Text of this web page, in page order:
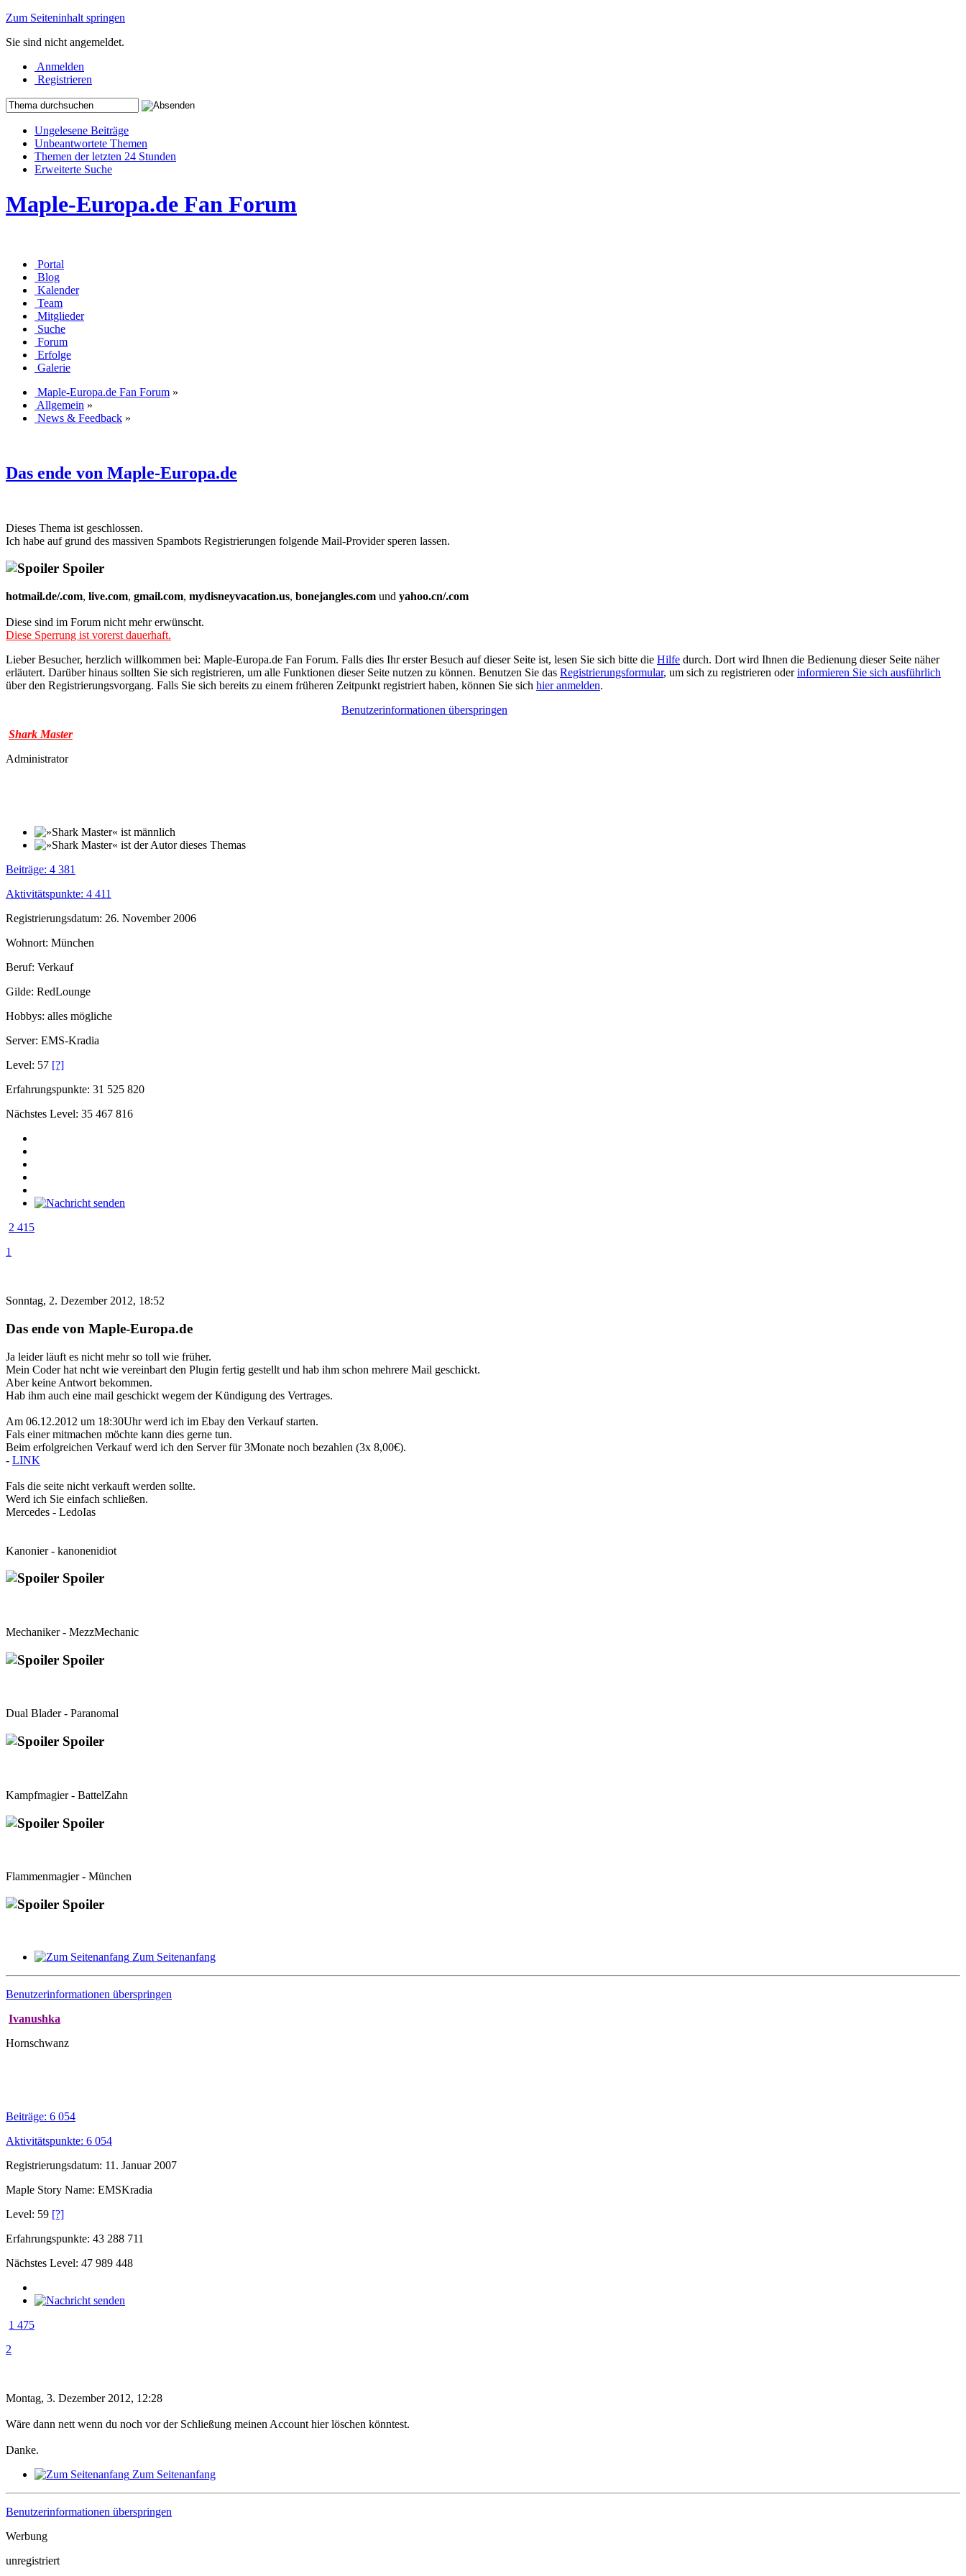
Zum Seiteninhalt springen
Sie sind nicht angemeldet.
Anmelden
Registrieren
Ungelesene Beiträge
Unbeantwortete Themen
Themen der letzten 24 Stunden
Erweiterte Suche
Maple-Europa.de Fan Forum
Portal
Blog
Kalender
Team
Mitglieder
Suche
Forum
Erfolge
Galerie
Maple-Europa.de Fan Forum »
Allgemein »
News & Feedback »
Das ende von Maple-Europa.de
Dieses Thema ist geschlossen.
Ich habe auf grund des massiven Spambots Registrierungen folgende Mail-Provider speren lassen.
Spoiler
hotmail.de/.com, live.com, gmail.com, mydisneyvacation.us, bonejangles.com und yahoo.cn/.com
Diese sind im Forum nicht mehr erwünscht.
Diese Sperrung ist vorerst dauerhaft.
Lieber Besucher, herzlich willkommen bei: Maple-Europa.de Fan Forum. Falls dies Ihr erster Besuch auf dieser Seite ist, lesen Sie sich bitte die Hilfe durch. Dort wird Ihnen die Bedienung dieser Seite näher
erläutert. Darüber hinaus sollten Sie sich registrieren, um alle Funktionen dieser Seite nutzen zu können. Benutzen Sie das Registrierungsformular, um sich zu registrieren oderinformieren Sie sich ausführlich
über den Registrierungsvorgang. Falls Sie sich bereits zu einem früheren Zeitpunkt registriert haben, können Sie sich hier anmelden.
Benutzerinformationen überspringen
Shark Master
Administrator
Beiträge: 4 381
Aktivitätspunkte: 4 411
Registrierungsdatum: 26. November 2006
Wohnort: München
Beruf: Verkauf
Gilde: RedLounge
Hobbys: alles mögliche
Server: EMS-Kradia
Level: 57 [?]
Erfahrungspunkte: 31 525 820
Nächstes Level: 35 467 816
2 415
1
Sonntag, 2. Dezember 2012, 18:52
Das ende von Maple-Europa.de
Ja leider läuft es nicht mehr so toll wie früher.
Mein Coder hat ncht wie vereinbart den Plugin fertig gestellt und hab ihm schon mehrere Mail geschickt.
Aber keine Antwort bekommen.
Hab ihm auch eine mail geschickt wegem der Kündigung des Vertrages.
Am 06.12.2012 um 18:30Uhr werd ich im Ebay den Verkauf starten.
Fals einer mitmachen möchte kann dies gerne tun.
Beim erfolgreichen Verkauf werd ich den Server für 3Monate noch bezahlen (3x 8,00€).
- LINK
Fals die seite nicht verkauft werden sollte.
Werd ich Sie einfach schließen.
Mercedes - LedoIas
Kanonier - kanonenidiot
Spoiler
Mechaniker - MezzMechanic
Spoiler
Dual Blader - Paranomal
Spoiler
Kampfmagier - BattelZahn
Spoiler
Flammenmagier - München
Spoiler
Zum Seitenanfang
Benutzerinformationen überspringen
Ivanushka
Hornschwanz
Beiträge: 6 054
Aktivitätspunkte: 6 054
Registrierungsdatum: 11. Januar 2007
Maple Story Name: EMSKradia
Level: 59 [?]
Erfahrungspunkte: 43 288 711
Nächstes Level: 47 989 448
1 475
2
Montag, 3. Dezember 2012, 12:28
Wäre dann nett wenn du noch vor der Schließung meinen Account hier löschen könntest.
Danke.
Zum Seitenanfang
Benutzerinformationen überspringen
Werbung
unregistriert